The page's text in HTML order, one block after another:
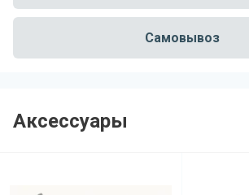
Самовывоз
Аксессуары